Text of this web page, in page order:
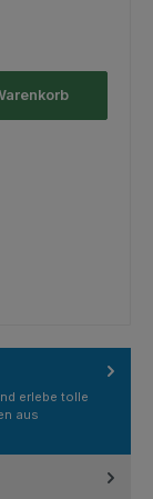
erlebe tolle
aus